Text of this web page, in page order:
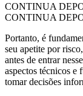
CONTINUA
CONTINUA
Portanto, é
seu apetite por
antes de entrar
aspectos técnicos e
tomar decisões